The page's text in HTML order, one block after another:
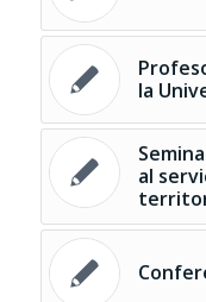
la
al